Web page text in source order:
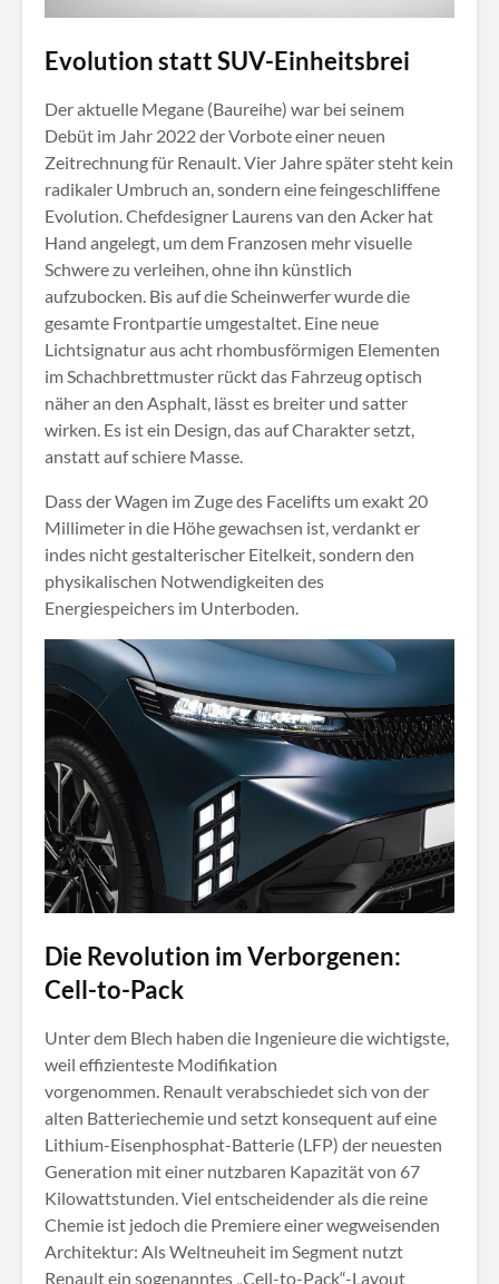
Evolution statt SUV-Einheitsbrei
Der aktuelle Megane (Baureihe) war bei seinem
Debüt im Jahr 2022 der Vorbote einer neuen
Zeitrechnung für Renault. Vier Jahre später steht kein
radikaler Umbruch an, sondern eine feingeschliffene
Evolution. Chefdesigner Laurens van den Acker hat
Hand angelegt, um dem Franzosen mehr visuelle
Schwere zu verleihen, ohne ihn künstlich
aufzubocken. Bis auf die Scheinwerfer wurde die
gesamte Frontpartie umgestaltet. Eine neue
Lichtsignatur aus acht rhombusförmigen Elementen
im Schachbrettmuster rückt das Fahrzeug optisch
näher an den Asphalt, lässt es breiter und satter
wirken. Es ist ein Design, das auf Charakter setzt,
anstatt auf schiere Masse.
Dass der Wagen im Zuge des Facelifts um exakt 20
Millimeter in die Höhe gewachsen ist, verdankt er
indes nicht gestalterischer Eitelkeit, sondern den
physikalischen Notwendigkeiten des
Energiespeichers im Unterboden.
Die Revolution im Verborgenen:
Cell-to-Pack
Unter dem Blech haben die Ingenieure die wichtigste,
weil effizienteste Modifikation
vorgenommen. Renault verabschiedet sich von der
alten Batteriechemie und setzt konsequent auf eine
Lithium-Eisenphosphat-Batterie (LFP) der neuesten
Generation mit einer nutzbaren Kapazität von 67
Kilowattstunden . Viel entscheidender als die reine
Chemie ist jedoch die Premiere einer wegweisenden
Architektur: Als Weltneuheit im Segment nutzt
Renault ein sogenanntes „Cell-to-Pack“-Layout